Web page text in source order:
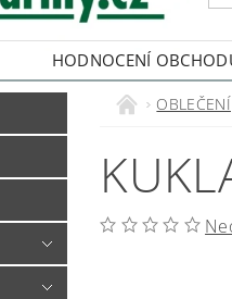
HODNOCENÍ
OBLEČENÍ